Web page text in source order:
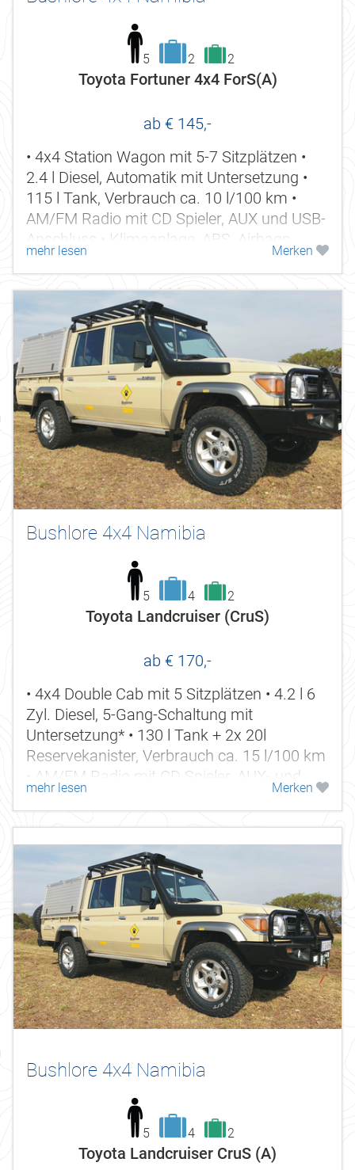
5 2 2
Toyota Fortuner 4x4 ForS(A)
ab € 145,-
• 4x4 Station Wagon mit 5-7 Sitzplätzen •
2.4 l Diesel, Automatik mit Untersetzung •
115 l Tank, Verbrauch ca. 10 l/100 km •
AM/FM Radio mit CD Spieler, AUX und USB-
Anschluss • Klimaanlage, ABS, Airbags,
Servolenkung,...
mehr lesen Merken
Bushlore 4x4 Namibia
5 4 2
Toyota Landcruiser (CruS)
ab € 170,-
• 4x4 Double Cab mit 5 Sitzplätzen • 4.2 l 6
Zyl. Diesel, 5-Gang-Schaltung mit
Untersetzung* • 130 l Tank + 2x 20l
Reservekanister, Verbrauch ca. 15 l/100 km
• AM/FM Radio mit CD Spieler, AUX- und
USB-Anschluss, Bluetooth •...
mehr lesen Merken
Bushlore 4x4 Namibia
5 4 2
Toyota Landcruiser CruS (A)